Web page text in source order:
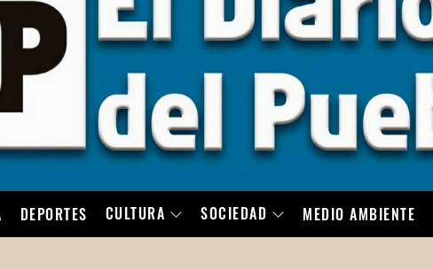
DEPORTES CULTURA SOCIEDAD MEDIO AMBIENTE